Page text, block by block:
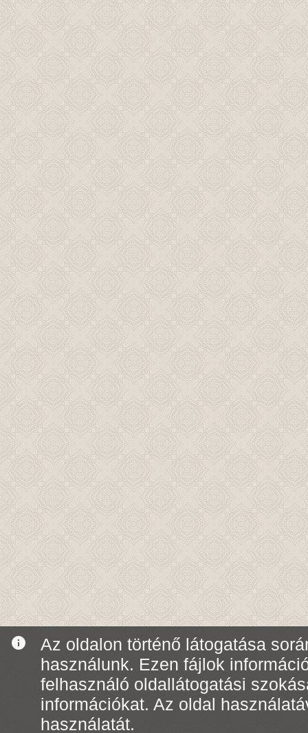
info
Az oldalon történő látogatása
használunk. Ezen fájlok
felhasználó oldallátogatási
információkat. Az oldal
használatát.